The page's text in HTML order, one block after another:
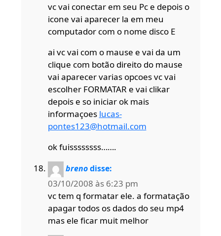
vc vai conectar em seu Pc e depois o
icone vai aparecer la em meu
computador com o nome disco E
ai vc vai com o mause e vai da um
clique com botão direito do mause
vai aparecer varias opcoes vc vai
escolher FORMATAR e vai clikar
depois e so iniciar ok mais
informaçoes lucas-
pontes123@hotmail.com
ok fuissssssss…….
breno disse:
03/10/2008 às 6:23 pm
vc tem q formatar ele. a formatação
apagar todos os dados do seu mp4
mas ele ficar muit melhor